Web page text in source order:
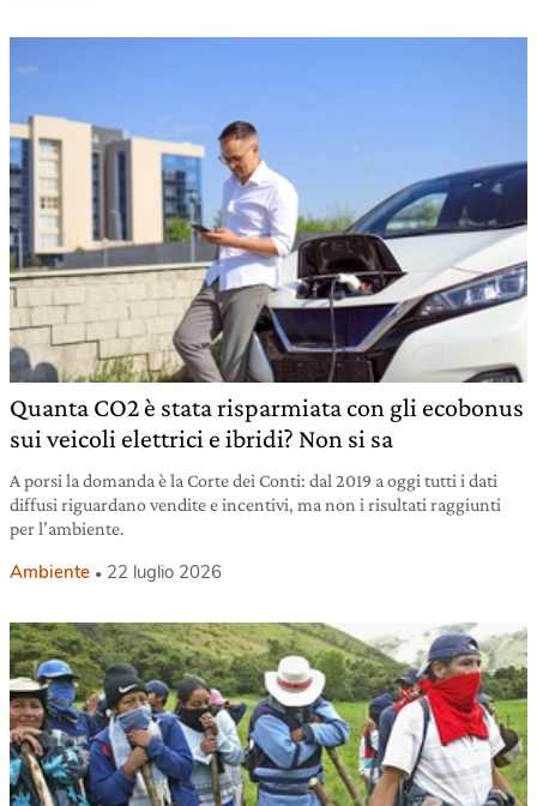
Quanta CO2 è stata risparmiata con gli ecobonus
sui veicoli elettrici e ibridi? Non si sa
A porsi la domanda è la Corte dei Conti: dal 2019 a oggi tutti i dati
diffusi riguardano vendite e incentivi, ma non i risultati raggiunti
per l’ambiente.
Ambiente 22 luglio 2026